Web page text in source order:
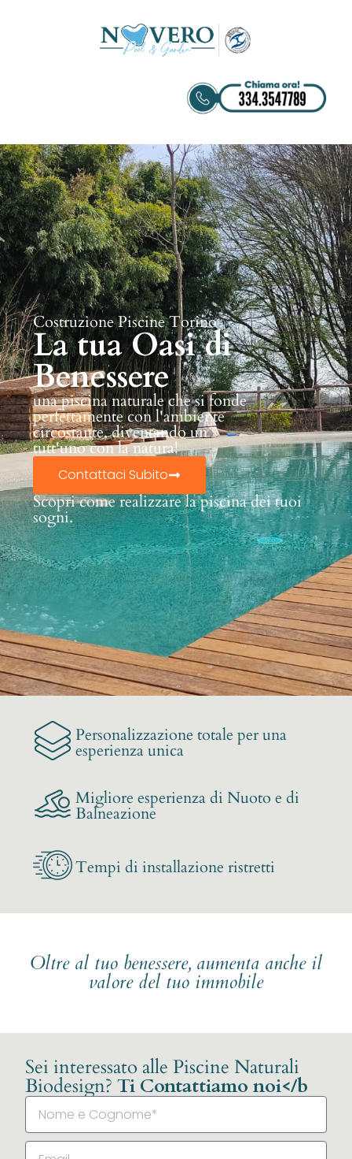
Costruzione Piscine Torino
La tua Oasi di
Benessere
una piscina naturale che si fonde
perfettamente con l'ambiente
circostante, diventando un
tutt'uno con la natura!
Contattaci Subito
Scopri come realizzare la piscina dei tuoi
sogni.
Personalizzazione totale per una
esperienza unica
Migliore esperienza di Nuoto e di
Balneazione
Tempi di installazione ristretti
Oltre al tuo benessere, aumenta anche il
valore del tuo immobile
Sei interessato alle Piscine Naturali
Biodesign? Ti Contattiamo noi</b